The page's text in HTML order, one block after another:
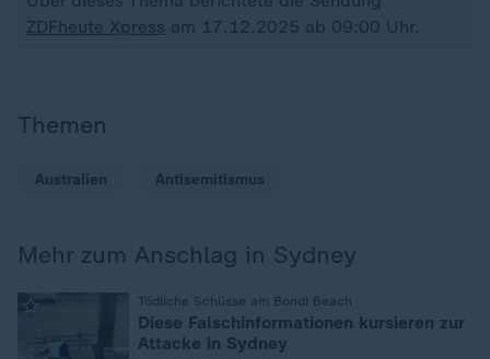
ZDFheute Xpress am 17.12.2025 ab 09:00 Uhr.
Themen
Australien Antisemitismus
Mehr zum Anschlag in Sydney
Tödliche Schüsse am Bondi Beach
Diese Falschinformationen kursieren zur
Attacke in Sydney